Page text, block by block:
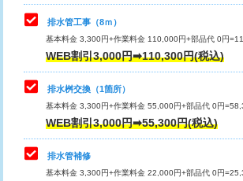
マス交換（深さ50㎝未満）
マス交換（深さ50㎝以上）
コンクリート斫り（厚さ10㎝まで）
コンクリート斫り（厚さ10㎝超え）
モルタル補修（厚さ10㎝まで）
その他部品の脱着
交換・取付（タンク）
交換・取付(単水栓（壁付・デッキ
式）)
交換・取付(混合水栓（壁付・デッキ
式・ワンホール）)
排水管工事（8ｍ）
基本料金 3,300円+作業料金 110,000円+部品代 0円
WEB割引3,000円➡110,300円(税込)
排水桝交換（1箇所）
基本料金 3,300円+作業料金 55,000円+部品代 0円
WEB割引3,000円➡55,300円(税込)
排水管補修
基本料金 3,300円+作業料金 22,000円+部品代 0円